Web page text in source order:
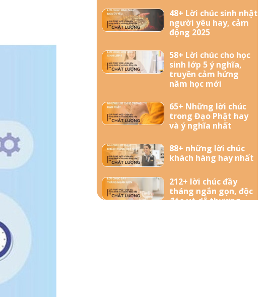
48+ Lời chúc sinh nhật
người yêu hay, cảm
động 2025
58+ Lời chúc cho học
sinh lớp 5 ý nghĩa,
truyền cảm hứng
năm học mới
65+ Những lời chúc
trong Đạo Phật hay
và ý nghĩa nhất
88+ những lời chúc
khách hàng hay nhất
212+ lời chúc đầy
tháng ngắn gọn, độc
đáo và dễ thương